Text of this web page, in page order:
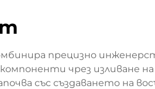
прецизно
чрез изливане
със създаването на